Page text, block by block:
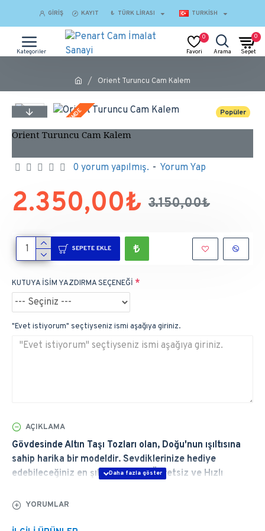
GIRIŞ KAYIT ₺ TÜRK LIRASI TURKISH
0 0
Orient Turuncu Cam Kalem
Popüler
İNDİRİMDE
Orient Turuncu Cam Kalem
0 yorum yapılmış. - Yorum Yap
2.350,00₺ 3.150,00₺
KUTUYA İSİM YAZDIRMA SEÇENEĞİ
"Evet istiyorum" seçtiyseniz ismi aşağıya giriniz.
SEPETE EKLE
AÇIKLAMA
Gövdesinde Altın Taşı Tozları olan, Doğu'nun ışıltısına
sahip harika bir modeldir. Sevdiklerinize hediye
edebileceğiniz en şık ürünlerdir. Ücretsiz ve Hızlı
YORUMLAR